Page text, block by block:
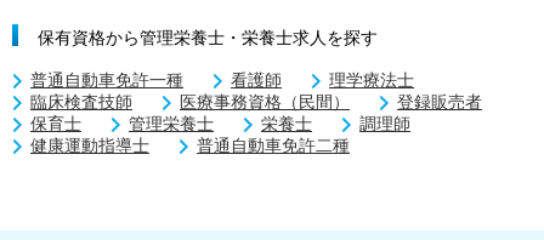
保有資格から管理栄養士・栄養士求人を探す
普通自動車免許一種 看護師
理学療法士
臨床検査技師
医療事務資格（民間）
登録販売者
保育士
管理栄養士 栄養士
調理師
健康運動指導士
普通自動車免許二種